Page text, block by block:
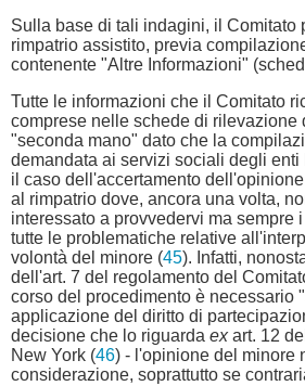
Sulla base di tali indagini, il Comitato
rimpatrio assistito, previa
contenente "Altre Informazioni"
Tutte le informazioni che il Comitato
comprese nelle schede di rilevazione
"seconda mano" dato che la
demandata ai servizi sociali degli
il caso dell'accertamento
al rimpatrio dove, ancora una volta,
interessato a provvedervi ma sempre
tutte le problematiche relative
volontà del minore (45). Infatti,
dell'art. 7 del regolamento del
corso del procedimento è necessario
applicazione del diritto di
decisione che lo riguarda exart. 12
New York (46) - l'opinione del minore
considerazione, soprattutto se